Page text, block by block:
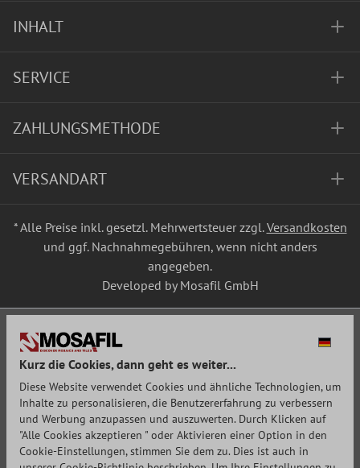
INHALT
SERVICE
ZAHLUNGSMETHODE
VERSANDART
* Alle Preise inkl. gesetzl. Mehrwertsteuer zzgl.Versandkosten
und ggf. Nachnahmegebühren, wenn nicht anders
angegeben.
Developed by Mosafil GmbH
Kurz die Cookies, dann geht es weiter...
Diese Website verwendet Cookies und ähnliche Technologien, um
Inhalte zu personalisieren, die Benutzererfahrung zu verbessern
und Werbung anzupassen und auszuwerten. Durch Klicken auf
"Alle Cookies akzeptieren " oder Aktivieren einer Option in den
Cookie-Einstellungen, stimmen Sie dem zu. Dies ist auch in